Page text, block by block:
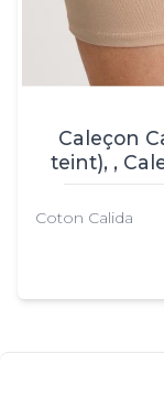
Caleçon
teint), ,
Coton Calida